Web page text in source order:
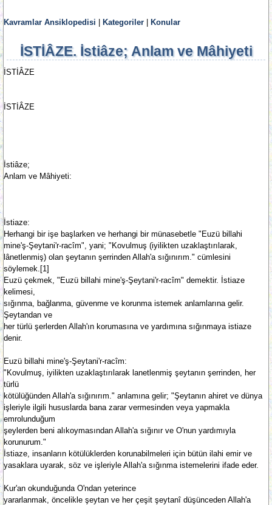
Kavramlar Ansiklopedisi Kategoriler Konular
İSTİÂZE. İstiâze; Anlam ve Mâhiyeti
İSTİÂZE
İSTİÂZE
İstiâze;
Anlam ve Mâhiyeti:
İstiaze:
Herhangi bir işe başlarken ve herhangi bir münasebetle "Euzü billahi
mine'ş-Şeytani'r-racîm", yani; "Kovulmuş (iyilikten uzaklaştırılarak,
lânetlenmiş) olan şeytanın şerrinden Allah'a sığınırım." cümlesini
söylemek.[1]
Euzü çekmek, "Euzü billahi mine'ş-Şeytani'r-racîm" demektir. İstiaze
kelimesi,
sığınma, bağlanma, güvenme ve korunma istemek anlamlarına gelir.
Şeytandan ve
her türlü şerlerden Allah'ın korumasına ve yardımına sığınmaya istiaze
denir.
Euzü billahi mine'ş-Şeytani'r-racîm:
"Kovulmuş, iyilikten uzaklaştırılarak lanetlenmiş şeytanın şerrinden, her
türlü
kötülüğünden Allah'a sığınırım." anlamına gelir; "Şeytanın ahiret ve dünya
işleriyle ilgili hususlarda bana zarar vermesinden veya yapmakla
emrolunduğum
şeylerden beni alıkoymasından Allah'a sığınır ve O'nun yardımıyla
korunurum."
İstiaze, insanların kötülüklerden korunabilmeleri için bütün ilahi emir ve
yasaklara uyarak, söz ve işleriyle Allah'a sığınma istemelerini ifade eder.
Kur'an okunduğunda O'ndan yeterince
yararlanmak, öncelikle şeytan ve her çeşit şeytanî düşünceden Allah'a